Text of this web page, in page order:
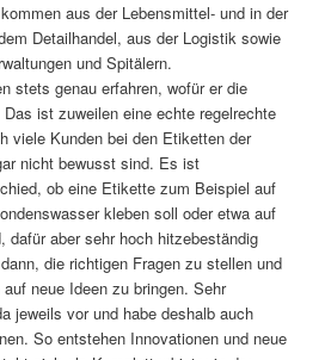
aus der Lebensmittel- und in der
Detailhandel, aus der Logistik sowie
und Spitälern.
stets genau erfahren, wofür er die
ist zuweilen eine echte regelrechte
viele Kunden bei den Etiketten der
nicht bewusst sind. Es ist
ob eine Etikette zum Beispiel auf
kleben soll oder etwa auf
dafür aber sehr hoch hitzebeständig
die richtigen Fragen zu stellen und
neue Ideen zu bringen. Sehr
jeweils vor und habe deshalb auch
So entstehen Innovationen und neue